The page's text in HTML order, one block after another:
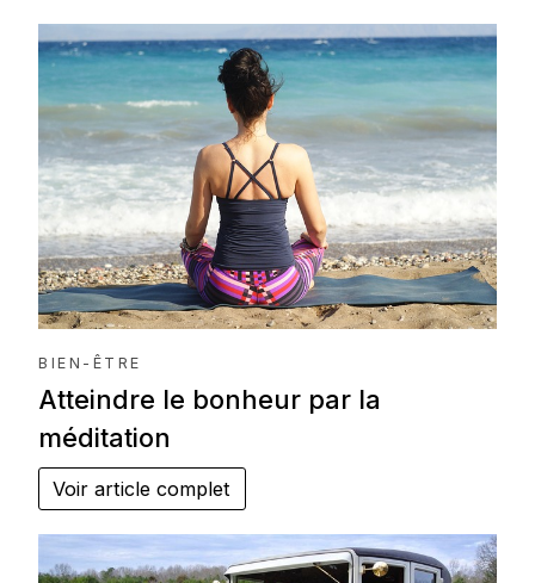
BIEN-ÊTRE
Atteindre le bonheur par la
méditation
Voir article complet